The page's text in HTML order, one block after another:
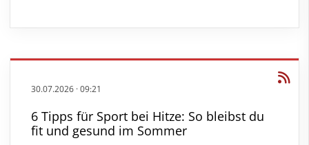
30.07.2026 ·09:21
6 Tipps für Sport bei Hitze: So bleibst du
fit und gesund im Sommer